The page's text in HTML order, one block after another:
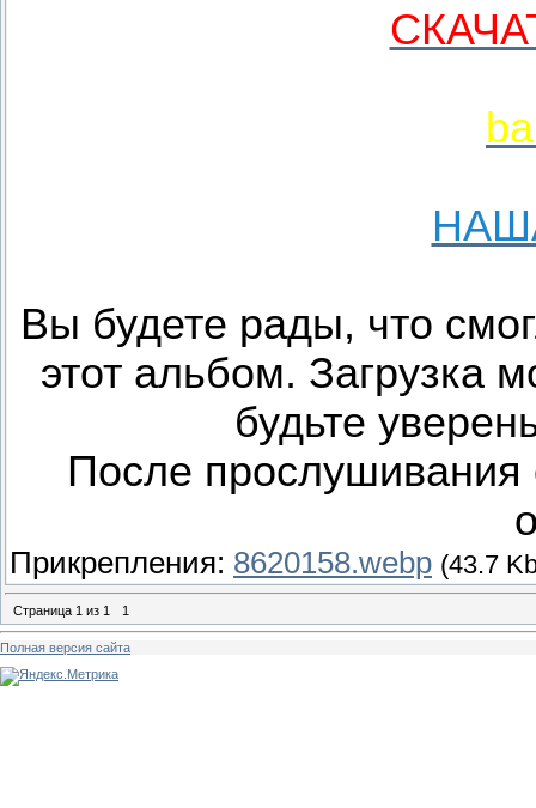
Вы будете рады, что
этот альбом. Загрузка
будьте
После прослушивания
Прикрепления: 8620158.webp (43.7
Страница 1 из 1 1
Полная версия сайта